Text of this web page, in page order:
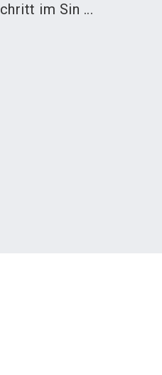
im Sin ...